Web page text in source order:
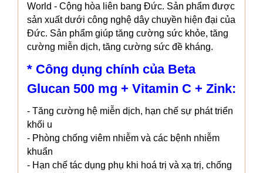
World - Cộng hòa liên bang Đức. Sản phẩm được
sản xuất dưới công nghệ dây chuyền hiện đại của
Đức. Sản phẩm giúp tăng cường sức khỏe, tăng
cường miễn dịch, tăng cường sức đề kháng.
* Công dụng chính của Beta
Glucan 500 mg + Vitamin C + Zink:
- Tăng cường hệ miễn dịch, hạn chế sự phát triển
khối u
- Phòng chống viêm nhiễm và các bệnh nhiễm
khuẩn
- Hạn chế tác dụng phụ khi hoá trị và xạ trị, chống